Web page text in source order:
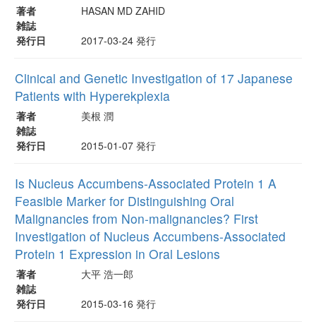
著者
HASAN MD ZAHID
雑誌
発行日
2017-03-24 発行
Clinical and Genetic Investigation of 17 Japanese
Patients with Hyperekplexia
著者
美根 潤
雑誌
発行日
2015-01-07 発行
Is Nucleus Accumbens-Associated Protein 1 A
Feasible Marker for Distinguishing Oral
Malignancies from Non-malignancies? First
Investigation of Nucleus Accumbens-Associated
Protein 1 Expression in Oral Lesions
著者
大平 浩一郎
雑誌
発行日
2015-03-16 発行